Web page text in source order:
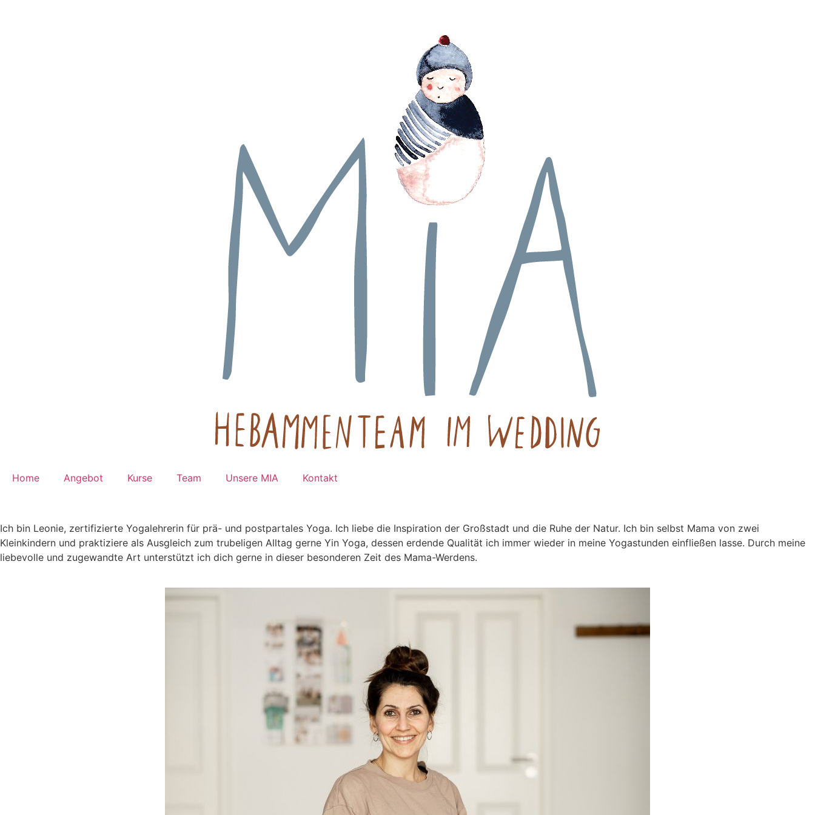
Home Angebot Kurse Team Unsere MIA Kontakt
Ich bin Leonie, zertifizierte Yogalehrerin für prä- und postpartales Yoga. Ich liebe die Inspiration der Großstadt und die Ruhe der Natur. Ich bin selbst Mama von zwei
Kleinkindern und praktiziere als Ausgleich zum trubeligen Alltag gerne Yin Yoga, dessen erdende Qualität ich immer wieder in meine Yogastunden einfließen lasse. Durch meine
liebevolle und zugewandte Art unterstützt ich dich gerne in dieser besonderen Zeit des Mama-Werdens.